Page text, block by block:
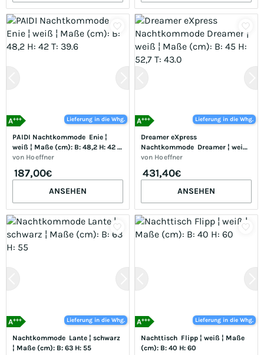
Lieferung in die Whg.
A+++
PAIDI Nachtkommode  Enie ¦
weiß ¦ Maße (cm): B: 48,2 H: 42
T: 39.6
von Hoeffner
187,00€
ANSEHEN
Lieferung in die Whg.
A+++
Dreamer eXpress
Nachtkommode  Dreamer ¦ weiß
¦ Maße (cm): B: 45 H: 52,7 T: 43.0
von Hoeffner
431,40€
ANSEHEN
Lieferung in die Whg.
A+++
Nachtkommode  Lante ¦ schwarz
¦ Maße (cm): B: 63 H: 55
Lieferung in die Whg.
A+++
Nachttisch  Flipp ¦ weiß ¦ Maße
(cm): B: 40 H: 60